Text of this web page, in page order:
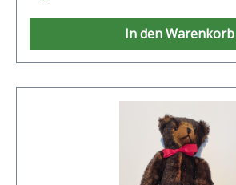
In den Warenkorb